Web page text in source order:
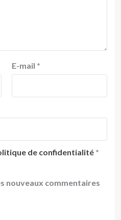
E-mail *
de confidentialité *
nouveaux commentaires